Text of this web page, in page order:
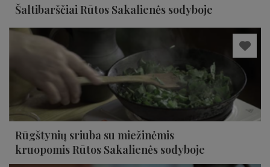
Šaltibarščiai Rūtos Sakalienės sodyboje
Rūgštynių sriuba su miežinėmis
kruopomis Rūtos Sakalienės sodyboje